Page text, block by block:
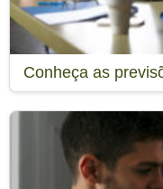
Conheça as